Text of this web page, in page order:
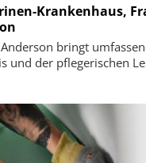
Krankenhaus,
bringt
und der pflegerischen